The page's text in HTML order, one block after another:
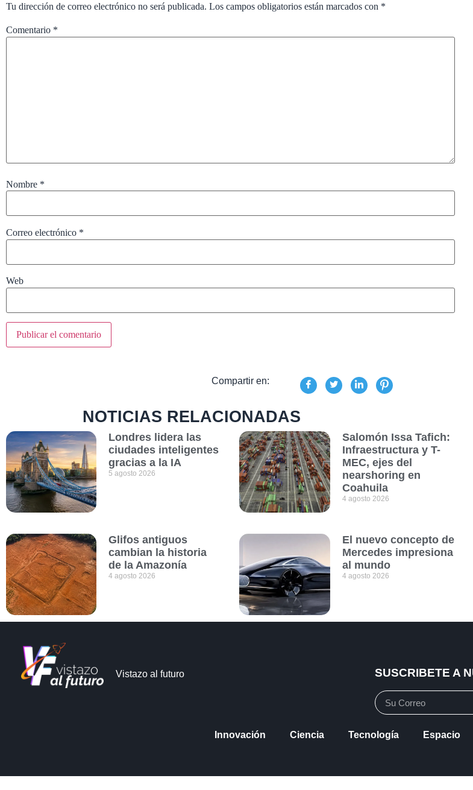
Tu dirección de correo electrónico no será publicada. Los campos obligatorios están marcados con *
Comentario *
Nombre *
Correo electrónico *
Web
Compartir en:
NOTICIAS RELACIONADAS
Londres lidera las
ciudades inteligentes
gracias a la IA
5 agosto 2026
Salomón Issa Tafich:
Infraestructura y T-
MEC, ejes del
nearshoring en
Coahuila
4 agosto 2026
Glifos antiguos
cambian la historia
de la Amazonía
4 agosto 2026
El nuevo concepto de
Mercedes impresiona
al mundo
4 agosto 2026
Vistazo al futuro SUSCRIBETE A
Innovación Ciencia Tecnología Espacio